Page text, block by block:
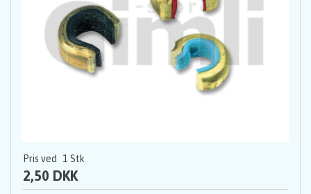
Pris ved 1 Stk
2,50 DKK